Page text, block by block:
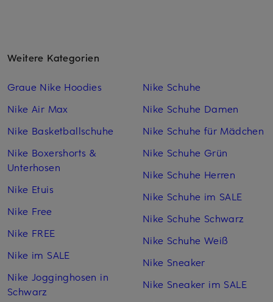
Weitere Kategorien
Graue Nike Hoodies
Nike Air Max
Nike Basketballschuhe
Nike Boxershorts &
Unterhosen
Nike Etuis
Nike Free
Nike FREE
Nike im SALE
Nike Jogginghosen in
Schwarz
Nike Schuhe
Nike Schuhe Damen
Nike Schuhe für Mädchen
Nike Schuhe Grün
Nike Schuhe Herren
Nike Schuhe im SALE
Nike Schuhe Schwarz
Nike Schuhe Weiß
Nike Sneaker
Nike Sneaker im SALE